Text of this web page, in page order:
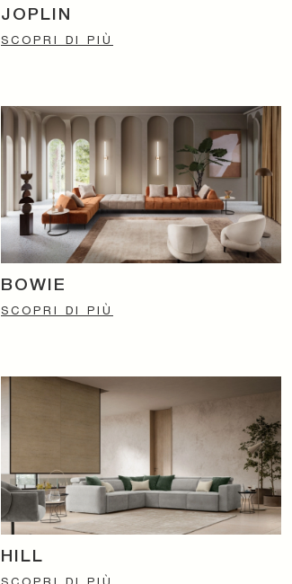
JOPLIN
SCOPRI DI PIÙ
BOWIE
SCOPRI DI PIÙ
HILL
SCOPRI DI PIÙ